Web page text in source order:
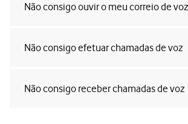
Não consigo ouvir o meu correio de voz
Não consigo efetuar chamadas de voz
Não consigo receber chamadas de voz